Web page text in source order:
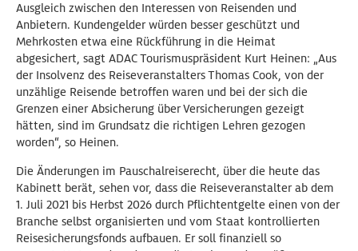
Ausgleich zwischen den Interessen von Reisenden und
Anbietern. Kundengelder würden besser geschützt und
Mehrkosten etwa eine Rückführung in die Heimat
abgesichert, sagt ADAC Tourismuspräsident Kurt Heinen: „Aus
der Insolvenz des Reiseveranstalters Thomas Cook, von der
unzählige Reisende betroffen waren und bei der sich die
Grenzen einer Absicherung über Versicherungen gezeigt
hätten, sind im Grundsatz die richtigen Lehren gezogen
worden“, so Heinen.
Die Änderungen im Pauschalreiserecht, über die heute das
Kabinett berät, sehen vor, dass die Reiseveranstalter ab dem
1. Juli 2021 bis Herbst 2026 durch Pflichtentgelte einen von der
Branche selbst organisierten und vom Staat kontrollierten
Reisesicherungsfonds aufbauen. Er soll finanziell so